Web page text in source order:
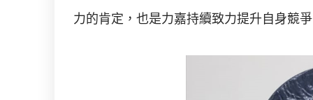
力的肯定，也是力嘉持續致力提升自身競